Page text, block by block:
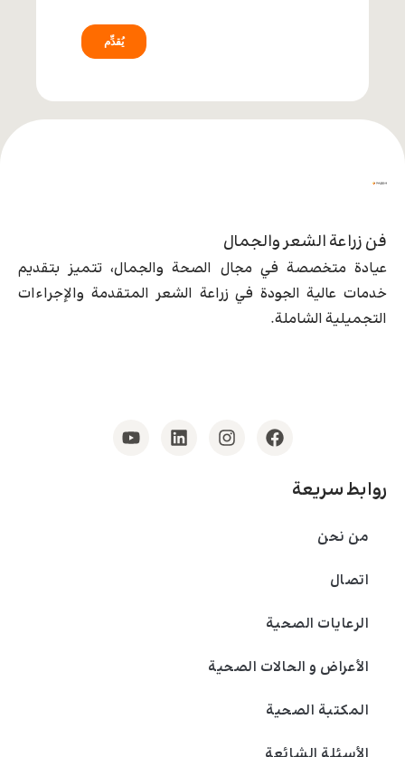
روابط سريعة
من نحن
اتصال
الرعايات الصحية
الأعراض و الحالات الصحية
المكتبة الصحية
فن زراعة الشعر والجمال
عيادة متخصصة في مجال الصحة والجمال، تتميز بتقديم
خدمات عالية الجودة في زراعة الشعر المتقدمة والإجراءات
التجميلية الشاملة.